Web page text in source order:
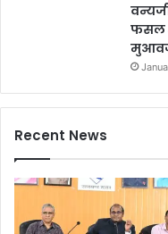
फसल
Recent News